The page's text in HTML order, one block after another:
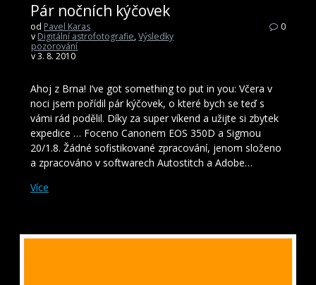
Pár nočních kýčovek
od Pavel Karas
v Digitální astrofotografie,Výsledky
pozorování
v 3. 8. 2010
0
Ahoj z Brna! I’ve got something to put in you: Včera v
noci jsem pořídil pár kýčovek, o které bych se teď s
vámi rád podělil. Díky za super víkend a užijte si zbytek
expedice … Foceno Canonem EOS 350D a Sigmou
20/1.8. Žádné sofistikované zpracování, jenom složeno
a zpracováno v softwarech Autostitch a Adobe…
Více